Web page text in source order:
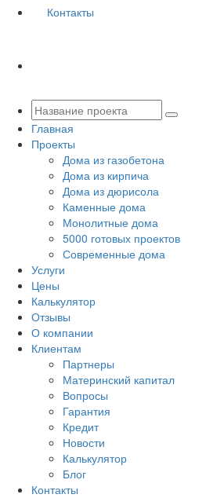
Контакты
Главная
Проекты
Дома из газобетона
Дома из кирпича
Дома из дюрисола
Каменные дома
Монолитные дома
5000 готовых проектов
Современные дома
Услуги
Цены
Калькулятор
Отзывы
О компании
Клиентам
Партнеры
Материнский капитал
Вопросы
Гарантия
Кредит
Новости
Калькулятор
Блог
Контакты